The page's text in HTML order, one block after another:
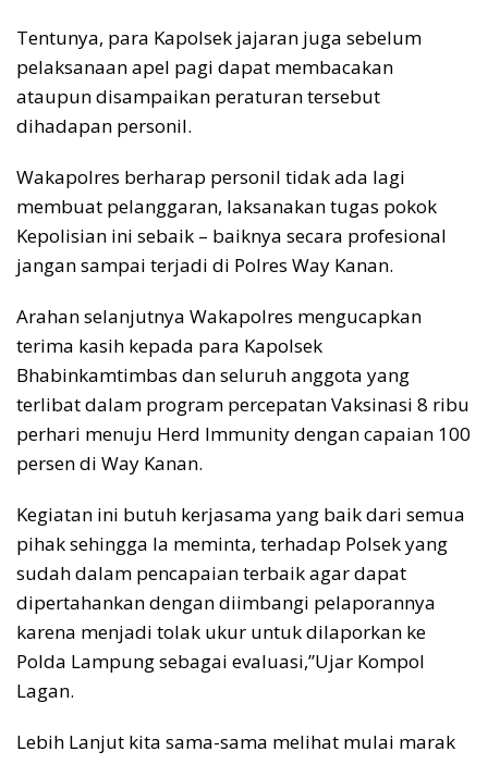
Tentunya, para Kapolsek jajaran juga sebelum
pelaksanaan apel pagi dapat membacakan
ataupun disampaikan peraturan tersebut
dihadapan personil.
Wakapolres berharap personil tidak ada lagi
membuat pelanggaran, laksanakan tugas pokok
Kepolisian ini sebaik – baiknya secara profesional
jangan sampai terjadi di Polres Way Kanan.
Arahan selanjutnya Wakapolres mengucapkan
terima kasih kepada para Kapolsek
Bhabinkamtimbas dan seluruh anggota yang
terlibat dalam program percepatan Vaksinasi 8 ribu
perhari menuju Herd Immunity dengan capaian 100
persen di Way Kanan.
Kegiatan ini butuh kerjasama yang baik dari semua
pihak sehingga Ia meminta, terhadap Polsek yang
sudah dalam pencapaian terbaik agar dapat
dipertahankan dengan diimbangi pelaporannya
karena menjadi tolak ukur untuk dilaporkan ke
Polda Lampung sebagai evaluasi,”Ujar Kompol
Lagan.
Lebih Lanjut kita sama-sama melihat mulai marak